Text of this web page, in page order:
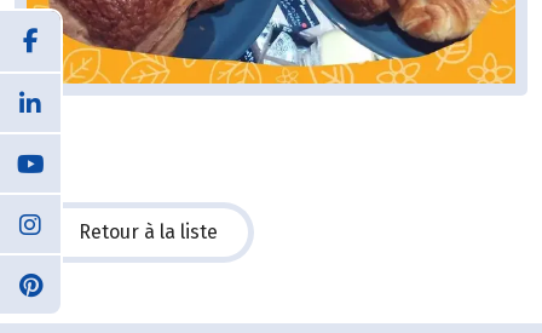
Retour à la liste